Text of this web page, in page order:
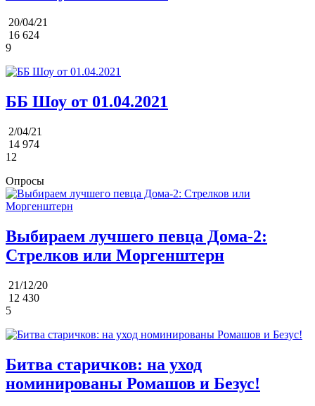
20/04/21
16 624
9
ББ Шоу от 01.04.2021
2/04/21
14 974
12
Опросы
Выбираем лучшего певца Дома-2:
Стрелков или Моргенштерн
21/12/20
12 430
5
Битва старичков: на уход
номинированы Ромашов и Безус!